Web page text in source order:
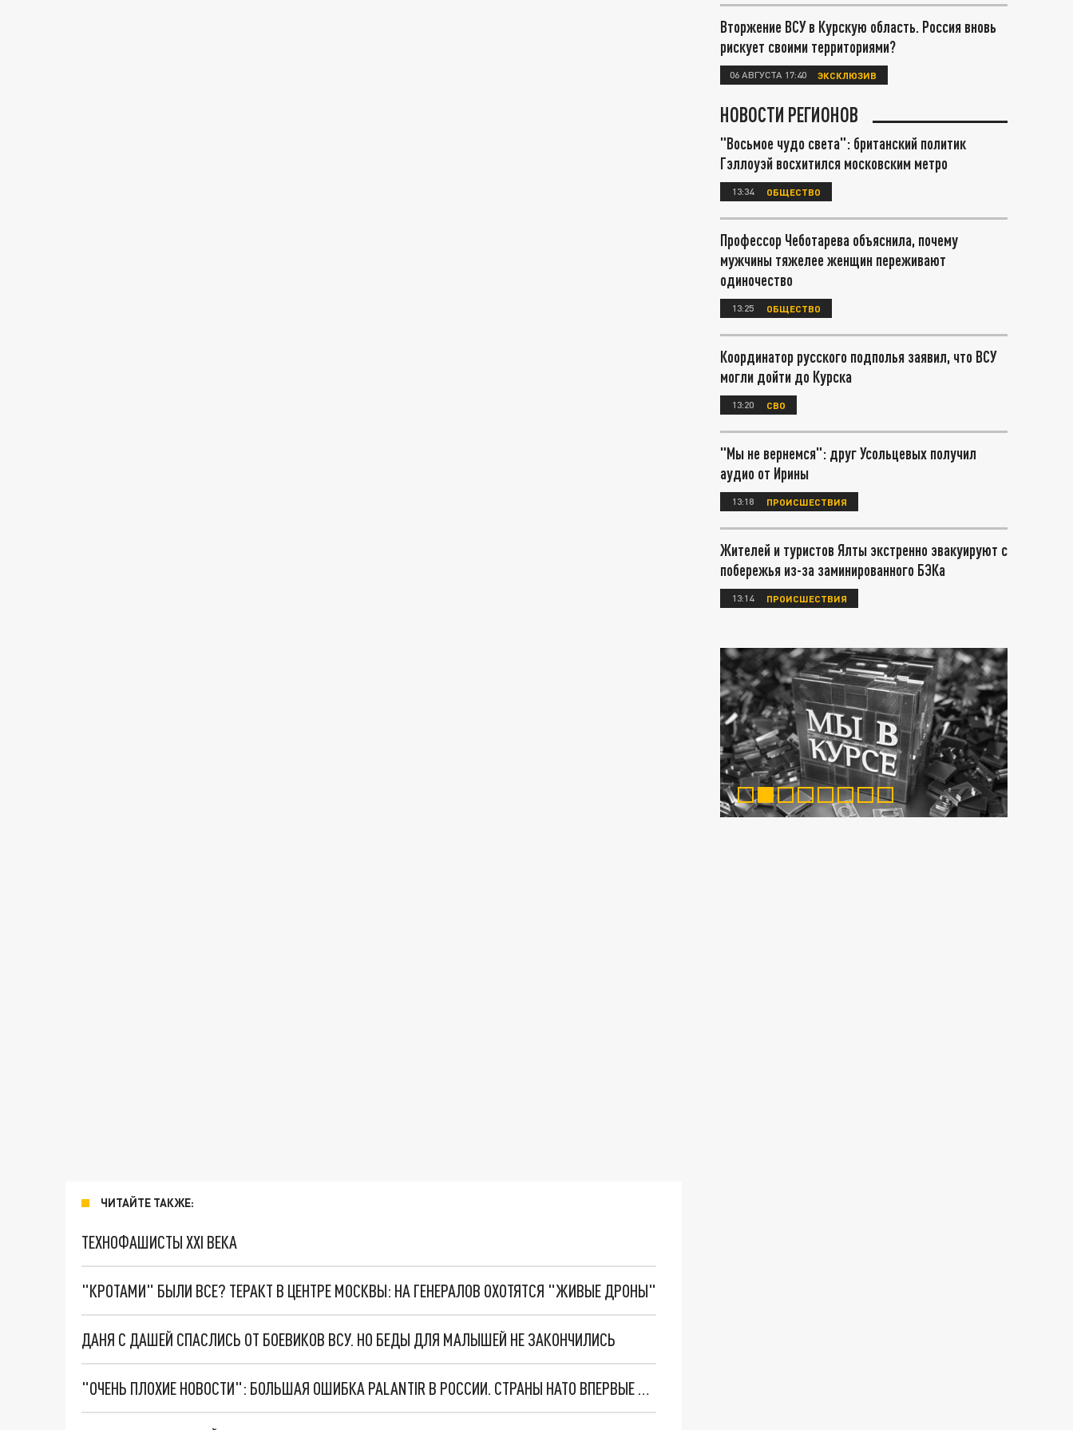
ЧИТАЙТЕ ТАКЖЕ:
ТЕХНОФАШИСТЫ XXI ВЕКА
"КРОТАМИ" БЫЛИ ВСЕ? ТЕРАКТ В ЦЕНТРЕ МОСКВЫ: НА ГЕНЕРАЛОВ ОХОТЯТСЯ "ЖИВЫЕ ДРОНЫ"
ДАНЯ С ДАШЕЙ СПАСЛИСЬ ОТ БОЕВИКОВ ВСУ. НО БЕДЫ ДЛЯ МАЛЫШЕЙ НЕ ЗАКОНЧИЛИСЬ
"ОЧЕНЬ ПЛОХИЕ НОВОСТИ": БОЛЬШАЯ ОШИБКА PALANTIR В РОССИИ. СТРАНЫ НАТО ВПЕРВЫЕ ЗА СВО ОСТАНОВИЛИ ПОСТАВКИ ОРУЖИЯ. ВСУ ТЕРЯЮТ ПРИГРАНИЧЬЕ?
Вторжение ВСУ в Курскую область. Россия вновь
рискует своими территориями?
06 АВГУСТА 17:40 ЭКСКЛЮЗИВ
НОВОСТИ РЕГИОНОВ
"Восьмое чудо света": британский политик
Гэллоуэй восхитился московским метро
13:34 ОБЩЕСТВО
Профессор Чеботарева объяснила, почему
мужчины тяжелее женщин переживают
одиночество
13:25 ОБЩЕСТВО
Координатор русского подполья заявил, что ВСУ
могли дойти до Курска
13:20 СВО
"Мы не вернемся": друг Усольцевых получил
аудио от Ирины
13:18 ПРОИСШЕСТВИЯ
Жителей и туристов Ялты экстренно эвакуируют с
побережья из-за заминированного БЭКа
13:14 ПРОИСШЕСТВИЯ